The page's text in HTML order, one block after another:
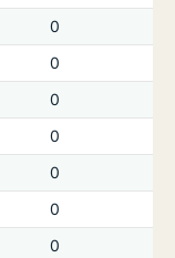
0
0
0
0
0
0
0